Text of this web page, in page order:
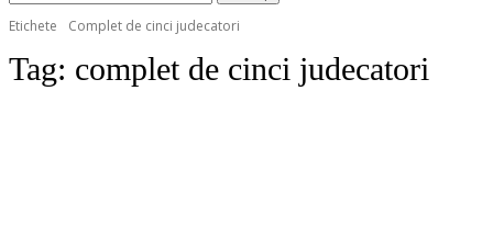
Etichete Complet de cinci judecatori
Tag: complet de cinci judecatori